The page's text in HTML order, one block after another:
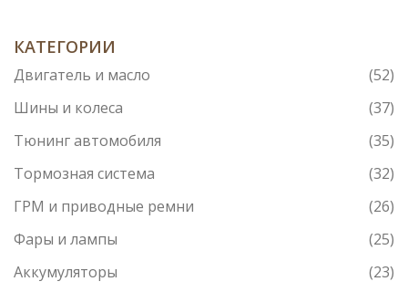
КАТЕГОРИИ
Двигатель и масло
(52)
Шины и колеса
(37)
Тюнинг автомобиля
(35)
Тормозная система
(32)
ГРМ и приводные ремни
(26)
Фары и лампы
(25)
Аккумуляторы
(23)